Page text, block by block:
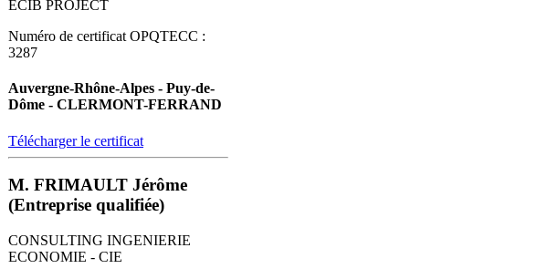
ECIB PROJECT
Numéro de certificat OPQTECC :
3287
Auvergne-Rhône-Alpes - Puy-de-
Dôme - CLERMONT-FERRAND
Télécharger le certificat
M. FRIMAULT Jérôme
(Entreprise qualifiée)
CONSULTING INGENIERIE
ECONOMIE - CIE